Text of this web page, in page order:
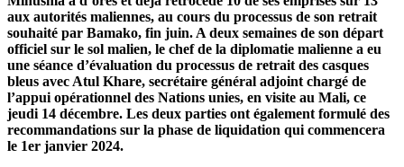
aux autorités maliennes, au cours du processus de son retrait
souhaité par Bamako, fin juin. A deux semaines de son départ
officiel sur le sol malien, le chef de la diplomatie malienne a eu
une séance d’évaluation du processus de retrait des casques
bleus avec Atul Khare, secrétaire général adjoint chargé de
l’appui opérationnel des Nations unies, en visite au Mali, ce
jeudi 14 décembre. Les deux parties ont également formulé des
recommandations sur la phase de liquidation qui commencera
le 1er janvier 2024.